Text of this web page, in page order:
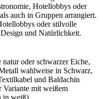
Hotellobbys oder
auch in Gruppen arrangiert.
oder stilvolle
und Natürlichkeit.
oder schwarzer Eiche,
wahlweise in Schwarz,
und Baldachin
Variante mit weißem